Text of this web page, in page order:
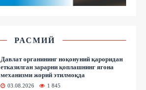
РАСМИЙ
Давлат органининг ноқонуний қароридан
етказилган зарарни қоплашнинг ягона
механизми жорий этилмоқда
03.08.2026 1 845